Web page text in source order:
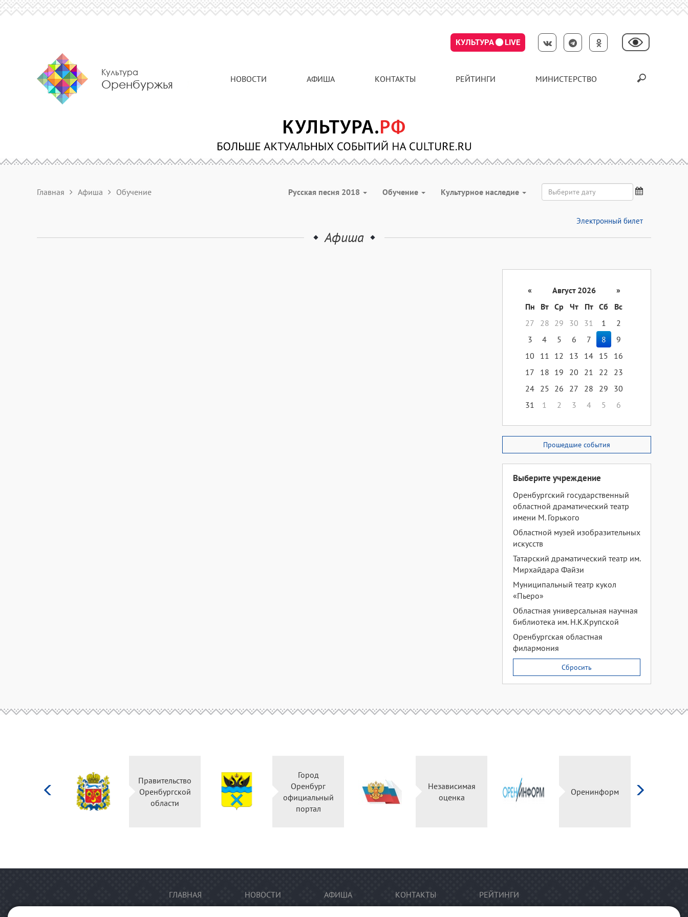
КУЛЬТУРА LIVE
Культура
Оренбуржья НОВОСТИ АФИША КОНТАКТЫ РЕЙТИНГИ МИНИСТЕРСТВО
Главная Афиша Обучение Русская песня 2018 Обучение Культурное наследие
Электронный билет
Афиша
« Август 2026
»
Пн
Вт Ср Чт Пт Сб
Вс
27
28 29 30 31 1
2
3
4 5 6 7 8
9
10
11 12 13 14 15
16
17
18 19 20 21 22
23
24 25 26 27 28 29
30
31
1 2 3 4 5 6
Прошедшие события
Выберите учреждение
Оренбургский государственный
областной драматический театр
имени М. Горького
Областной музей изобразительных
искусств
Татарский драматический театр им.
Мирхайдара Файзи
Муниципальный театр кукол
«Пьеро»
Областная универсальная научная
библиотека им. Н.К.Крупской
Оренбургская областная
филармония
Сбросить
Правительство
Оренбургской
области
Город
Оренбург
официальный
портал
Независимая
оценка
Оренинформ
ГЛАВНАЯ НОВОСТИ АФИША КОНТАКТЫ РЕЙТИНГИ